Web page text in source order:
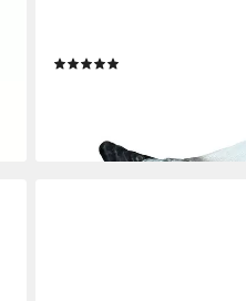
Dekofigur Möwe Fiete
Dekoration, Teichdeko
lieferbar - in 3-4 Werktagen